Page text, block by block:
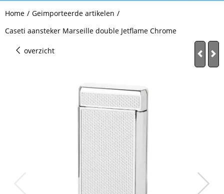
Home / Geimporteerde artikelen /
Caseti aansteker Marseille double Jetflame Chrome
overzicht